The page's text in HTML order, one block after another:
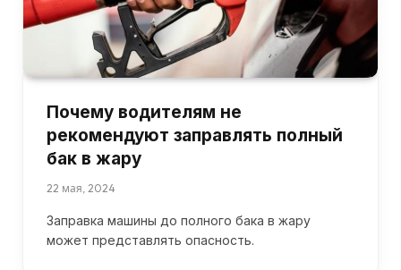
Почему водителям не
рекомендуют заправлять полный
бак в жару
22 мая, 2024
Заправка машины до полного бака в жару
может представлять опасность.